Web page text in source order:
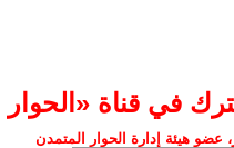
في قناة
هيئة إدارة الحوار المتمدن